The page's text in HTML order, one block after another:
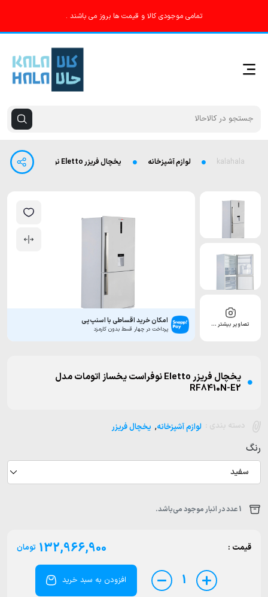
تمامی موجودی کالا و قیمت ها بروز می باشند .
kalahala لوازم آشپزخانه یخچال فریزر Eletto نوفراست یخساز اتومات مدل RF8410N-E2
تصاویر بیشتر … امکان خرید اقساطی با اسنپ‌پی
پرداخت در چهار قسط بدون کارمزد
یخچال فریزر Eletto نوفراست یخساز اتومات مدل
RF8410N-E2
لوازم آشپزخانه, یخچال فریزر
رنگ
سفید
1 عدد در انبار موجود می‌باشد.
قیمت : 132,966,900 تومان
1 افزودن به سبد خرید